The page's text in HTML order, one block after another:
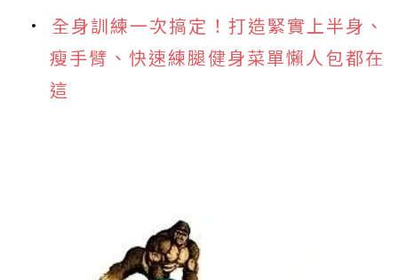
全身訓練一次搞定！打造緊實上半身、
瘦手臂、快速練腿健身菜單懶人包都在
這